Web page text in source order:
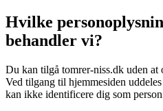
Hvilke
behandler vi?
Du kan tilgå tomrer-niss.dk uden at
Ved tilgang til hjemmesiden
kan ikke identificere dig som